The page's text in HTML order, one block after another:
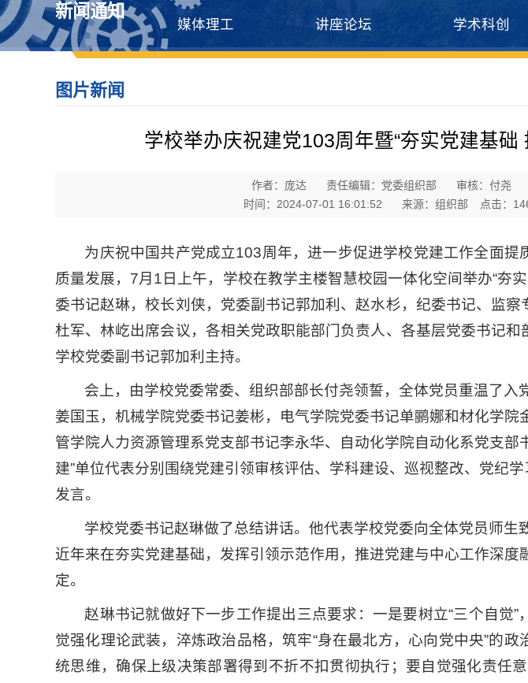
新闻通知
媒体理工 讲座论坛 学术科创
图片新闻
学校举办庆祝建党103周年暨“夯实党建基础
作者：庞达 责任编辑：党委组织部 审核：付尧
时间：2024-07-01 16:01:52
来源：组织部 点击：
为庆祝中国共产党成立103周年，进一步促进学校党建工作全面提
质量发展，7月1日上午，学校在教学主楼智慧校园一体化空间举办“夯
委书记赵琳，校长刘侠，党委副书记郭加利、赵水杉，纪委书记、监察
杜军、林屹出席会议，各相关党政职能部门负责人、各基层党委书记
学校党委副书记郭加利主持。
会上，由学校党委常委、组织部部长付尧领誓，全体党员重温了入
姜国玉，机械学院党委书记姜彬，电气学院党委书记单鹂娜和材化学院
管学院人力资源管理系党支部书记李永华、自动化学院自动化系党支部
建”单位代表分别围绕党建引领审核评估、学科建设、巡视整改、党纪
发言。
学校党委书记赵琳做了总结讲话。他代表学校党委向全体党员师生
近年来在夯实党建基础，发挥引领示范作用，推进党建与中心工作深度
定。
赵琳书记就做好下一步工作提出三点要求：一是要树立“三个自觉
觉强化理论武装，淬炼政治品格，筑牢“身在最北方，心向党中央”的
统思维，确保上级决策部署得到不折不扣贯彻执行；要自觉强化责任